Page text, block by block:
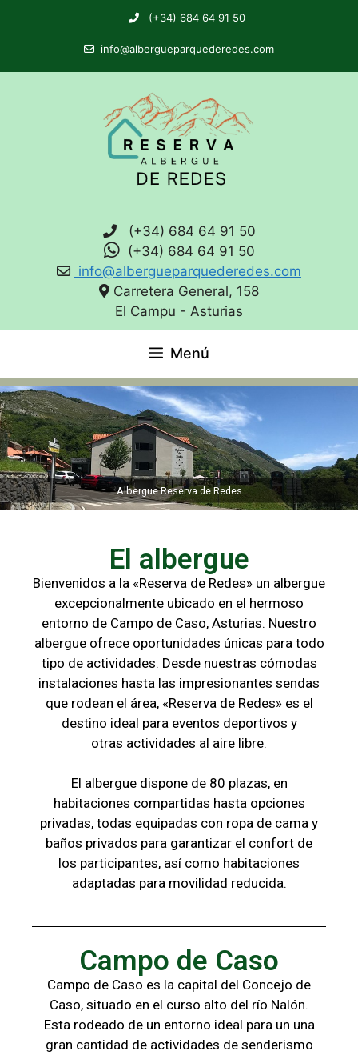
(+34) 684 64 91 50
info@albergueparquederedes.com
(+34) 684 64 91 50
(+34) 684 64 91 50
info@albergueparquederedes.com
Carretera General, 158
El Campu - Asturias
Menú
Albergue Reserva de Redes
El albergue
Bienvenidos a la «Reserva de Redes» un albergue
excepcionalmente ubicado en el hermoso
entorno de Campo de Caso, Asturias. Nuestro
albergue ofrece oportunidades únicas para todo
tipo de actividades. Desde nuestras cómodas
instalaciones hasta las impresionantes sendas
que rodean el área, «Reserva de Redes» es el
destino ideal para eventos deportivos y
otras actividades al aire libre.
El albergue dispone de 80 plazas, en
habitaciones compartidas hasta opciones
privadas, todas equipadas con ropa de cama y
baños privados para garantizar el confort de
los participantes, así como habitaciones
adaptadas para movilidad reducida.
Campo de Caso
Campo de Caso es la capital del Concejo de
Caso, situado en el curso alto del río Nalón.
Esta rodeado de un entorno ideal para un una
gran cantidad de actividades de senderismo